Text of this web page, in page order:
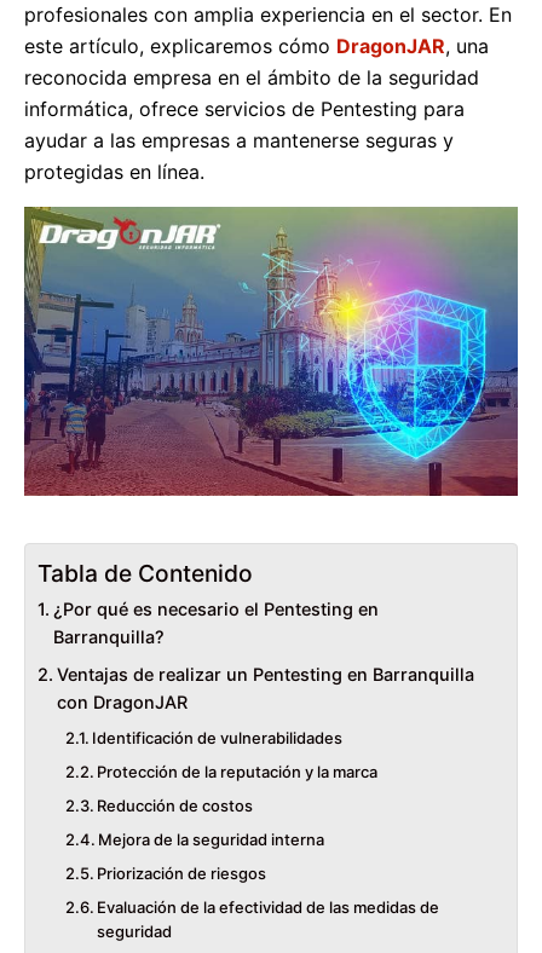
profesionales con amplia experiencia en el sector. En
este artículo, explicaremos cómo DragonJAR, una
reconocida empresa en el ámbito de la seguridad
informática, ofrece servicios de Pentesting para
ayudar a las empresas a mantenerse seguras y
protegidas en línea.
Tabla de Contenido
¿Por qué es necesario el Pentesting en
Barranquilla?
Ventajas de realizar un Pentesting en Barranquilla
con DragonJAR
Identificación de vulnerabilidades
Protección de la reputación y la marca
Reducción de costos
Mejora de la seguridad interna
Priorización de riesgos
Evaluación de la efectividad de las medidas de
seguridad